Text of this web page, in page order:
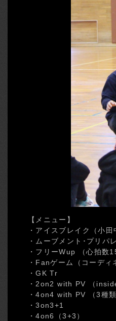
【メニュー】
・アイスブレイク（小
・ムーブメント･プリパ
・フリーWup （心拍数
・Fanゲーム（コーデ
・GK Tr
・2on2 with PV （
・4on4 with PV （3種
・3on3+1
・4on6（3+3）